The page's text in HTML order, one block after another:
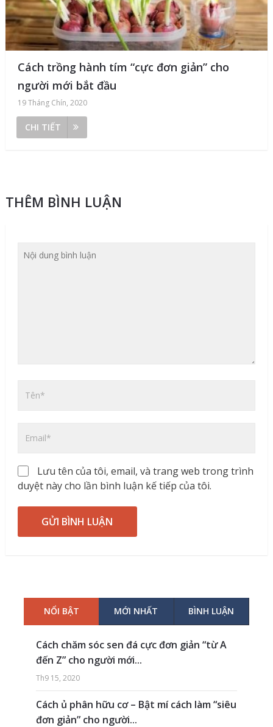
Cách trồng hành tím “cực đơn giản” cho
người mới bắt đầu
19 Tháng Chín, 2020
CHI TIẾT
THÊM BÌNH LUẬN
Lưu tên của tôi, email, và trang web trong trình
duyệt này cho lần bình luận kế tiếp của tôi.
NỔI BẬT MỚI NHẤT BÌNH LUẬN
Cách chăm sóc sen đá cực đơn giản “từ A
đến Z” cho người mới...
Th9 15, 2020
Cách ủ phân hữu cơ – Bật mí cách làm “siêu
đơn giản” cho người...